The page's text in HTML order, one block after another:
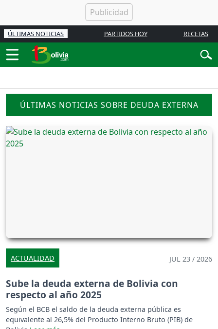
ÚLTIMAS NOTICIAS PARTIDOS HOY RECETAS
ÚLTIMAS NOTICIAS SOBRE DEUDA EXTERNA
ACTUALIDAD JUL 23 / 2026
Sube la deuda externa de Bolivia con
respecto al año 2025
Según el BCB el saldo de la deuda externa pública es
equivalente al 26,5% del Producto Interno Bruto (PIB) de